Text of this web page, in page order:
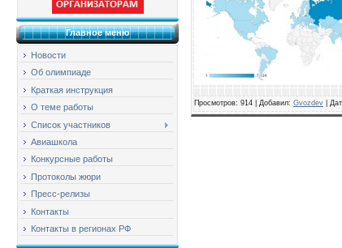
Главное меню
Новости
Об олимпиаде
Краткая инструкция
О теме работы
Список участников
Авиашкола
Конкурсные работы
Протоколы жюри
Пресс-релизы
Контакты
Контакты в регионах РФ
Просмотров: 914 | Добавил: Gvozdev |